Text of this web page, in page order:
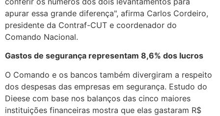
apurar essa grande diferença", afirma Carlos Cordeiro,
presidente da Contraf-CUT e coordenador do
Comando Nacional.
Gastos de segurança representam 8,6% dos lucros
O Comando e os bancos também divergiram a respeito
dos despesas das empresas em segurança. Estudo do
Dieese com base nos balanços das cinco maiores
instituições financeiras mostra que elas gastaram R$